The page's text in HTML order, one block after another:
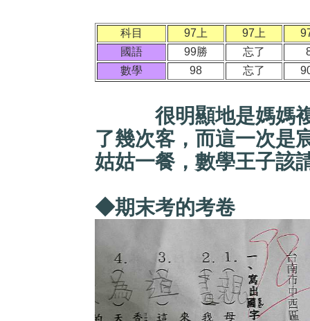
科目 97上 97上
國語
99勝 忘了
數學
98 忘了
很明顯地是媽媽複
了幾次客，而這一次是
姑姑一餐，數學王子該
◆期末考的考卷